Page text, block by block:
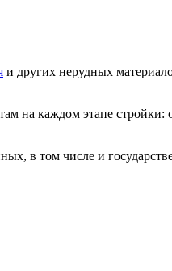
и других нерудных
на каждом этапе стройки:
в том числе и